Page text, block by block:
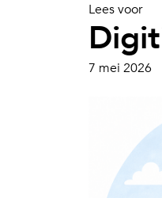
Lees voor
7 mei 2026